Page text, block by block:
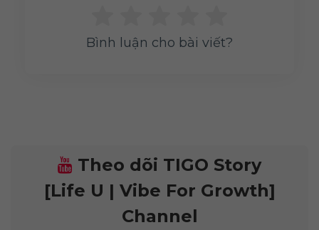
Bình luận cho bài viết?
Theo dõi TIGO Story
[Life U | Vibe For Growth]
Channel